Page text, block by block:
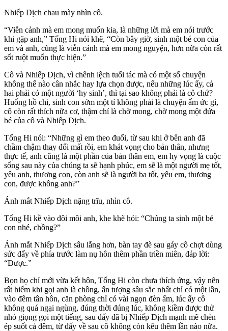
Nhiếp Dịch chau mày nhìn cô.
“Viễn cảnh mà em mong muốn kia, là những lời mà em nói trước
khi gặp anh,” Tống Hi nói khẽ, “Còn bây giờ, sinh một bé con của
em và anh, cũng là viễn cảnh mà em mong nguyện, hơn nữa còn rất
sốt ruột muốn thực hiện.”
Cô và Nhiếp Dịch, vì chênh lệch tuổi tác mà có một số chuyện
không thể nào cân nhắc hay lựa chọn được, nếu những lúc ấy, cả
hai phải có một người ‘hy sinh’, thì tại sao không phải là cô chứ?
Huống hồ chi, sinh con sớm một tí không phải là chuyện ấm ức gì,
cô còn rất thích nữa cơ, thậm chí là chờ mong, chờ mong một đứa
bé của cô và Nhiếp Dịch.
Tống Hi nói: “Những gì em theo đuổi, từ sau khi ở bên anh đã
chầm chậm thay đổi mất rồi, em khát vọng cho bản thân, nhưng
thực tế, anh cũng là một phần của bản thân em, em hy vọng là cuộc
sống sau này của chúng ta sẽ hạnh phúc, em sẽ là một người mẹ tốt,
yêu anh, thương con, còn anh sẽ là người ba tốt, yêu em, thương
con, được không anh?”
Ánh mắt Nhiếp Dịch nặng trĩu, nhìn cô.
Tống Hi kề vào đôi môi anh, khe khẽ hỏi: “Chúng ta sinh một bé
con nhé, chồng?”
Ánh mắt Nhiếp Dịch sâu lắng hơn, bàn tay đè sau gáy cô chợt dùng
sức đẩy về phía trước làm nụ hôn thêm phần triền miên, đáp lời:
“Được.”
Bọn họ chỉ mới vừa kết hôn, Tống Hi còn chưa thích ứng, vậy nên
rất hiếm khi gọi anh là chồng, ấn tượng sâu sắc nhất chỉ có một lần,
vào đêm tân hôn, căn phòng chỉ có vài ngọn đèn ấm, lúc ấy cô
không quá ngại ngùng, đúng thời đúng lúc, không kiềm được thử
nhỏ giọng gọi một tiếng, sau đấy đã bị Nhiếp Dịch mạnh mẽ chèn
ép suốt cả đêm, từ đấy về sau cô không còn kêu thêm lần nào nữa.